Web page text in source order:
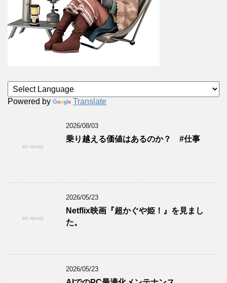
Powered by Translate
2026/08/03
乗り越える価値はあるのか？ #仕事
2026/05/23
Netflix映画『超かぐや姫！』を見まし
た。
2026/05/23